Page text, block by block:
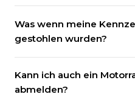
Was wenn meine
gestohlen wurden?
Kann ich auch ein
abmelden?